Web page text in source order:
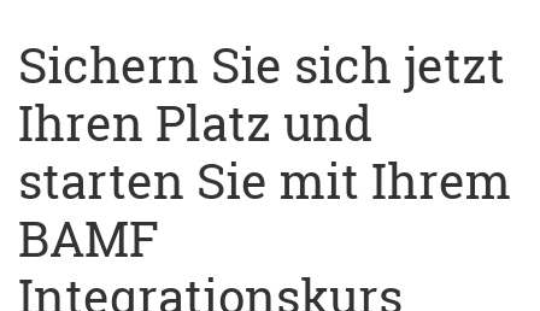
Sichern Sie sich jetzt
Ihren Platz und
starten Sie mit Ihrem
BAMF
Integrationskurs